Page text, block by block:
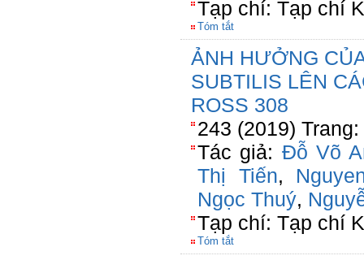
Tạp chí: Tạp chí
Tóm tắt
ẢNH HƯỞNG
SUBTILIS LÊN
ROSS 308
243 (2019)
Tác giả: Đỗ Võ
Thị Tiến,
Ngọc Thuý,
Tạp chí: Tạp chí
Tóm tắt